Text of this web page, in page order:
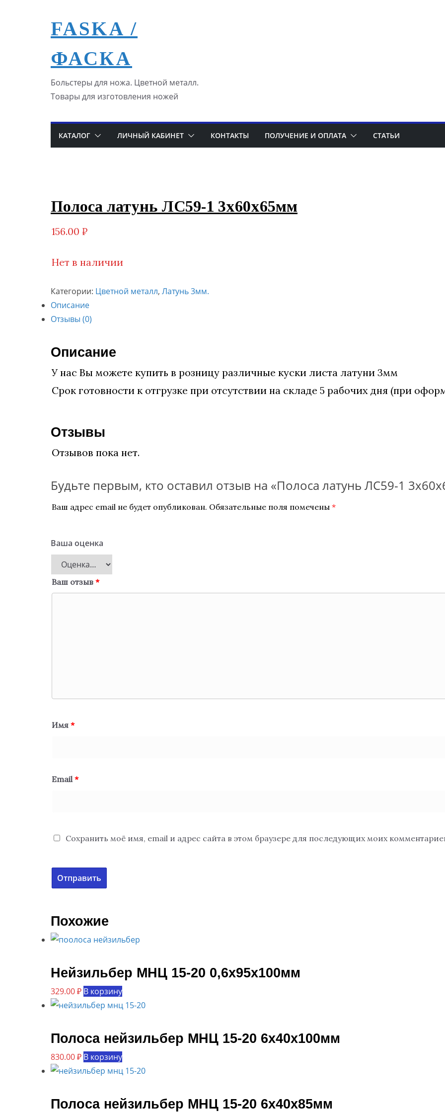
содержимомуFASKA /
ФАСКА
Больстеры для ножа. Цветной металл.
Товары для изготовления ножей
КАТАЛОГ ЛИЧНЫЙ КАБИНЕТ КОНТАКТЫ ПОЛУЧЕНИЕ И ОПЛАТА СТАТЬИ
Полоса латунь ЛС59-1 3х60х65мм
156.00 ₽
Нет в наличии
Категории: Цветной металл, Латунь 3мм.
Описание
Отзывы (0)
Описание
У нас Вы можете купить в розницу различные куски листа латуни 3мм
Срок готовности к отгрузке при отсутствии на складе 5 рабочих дня (при
Отзывы
Отзывов пока нет.
Будьте первым, кто оставил отзыв на «Полоса латунь ЛС59-1
Ваш адрес email не будет опубликован. Обязательные поля помечены *
Ваша оценка
Ваш отзыв *
Имя *
Email*
Сохранить моё имя, email и адрес сайта в этом браузере для последующих моих
Похожие
Нейзильбер МНЦ 15-20 0,6х95х100мм
329.00₽ В корзину
Полоса нейзильбер МНЦ 15-20 6х40х100мм
830.00₽ В корзину
Полоса нейзильбер МНЦ 15-20 6х40х85мм